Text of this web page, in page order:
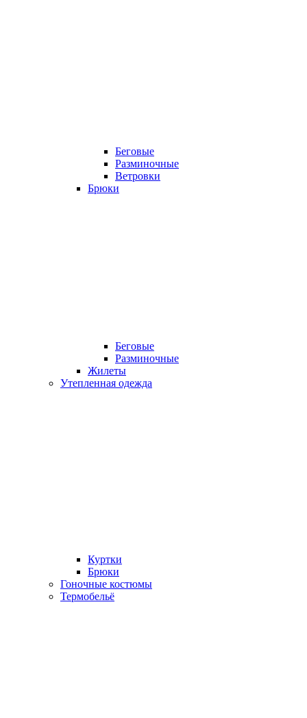
Беговые
Разминочные
Ветровки
Брюки
Беговые
Разминочные
Жилеты
Утепленная одежда
Куртки
Брюки
Гоночные костюмы
Термобельё